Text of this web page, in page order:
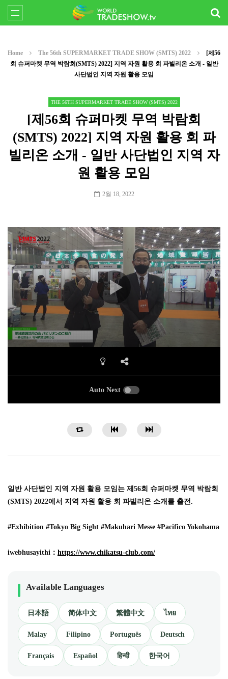
Home The 56th SUPERMARKET TRADE SHOW (SMTS) 2022
[제56
회 슈퍼마켓 무역 박람회(SMTS) 2022] 지역 자원 활용 회 파빌리온 소개 - 일반
사단법인 지역 자원 활용 모임
THE 56TH SUPERMARKET TRADE SHOW (SMTS) 2022
[제56회 슈퍼마켓 무역 박람회
(SMTS) 2022] 지역 자원 활용 회 파
빌리온 소개 - 일반 사단법인 지역 자
원 활용 모임
2월 18, 2022
Auto Next
일반 사단법인 지역 자원 활용 모임는 제56회 슈퍼마켓 무역 박람회
(SMTS) 2022에서 지역 자원 활용 회 파빌리온 소개를 출전.
#Exhibition #Tokyo Big Sight #Makuhari Messe #Pacifico Yokohama
iwebhusayithi： https://www.chikatsu-club.com/
Available Languages
日本語 简体中文 繁體中文 ไทย
Malay Filipino Português Deutsch
Français Español हिन्दी 한국어